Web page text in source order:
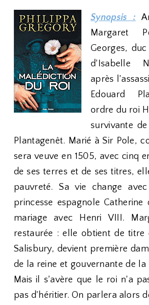
Synopsis :
Margaret
Georges,
d'Isabelle
après
Edouard
ordre du roi
survivante
Plantagenêt. Marié à Sir Pole,
sera veuve en 1505, avec cinq
de ses terres et de ses titres,
pauvreté. Sa vie change
princesse espagnole
mariage avec Henri VIII.
restaurée : elle obtient de titre
Salisbury, devient première
de la reine et gouvernante de la
Mais il s'avère que le roi n'a
pas d'héritier. On parlera alors